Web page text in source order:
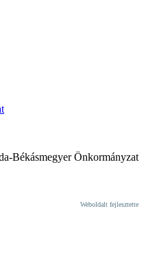
Békásmegyer Önkormányzat
Weboldalt fejlesztette